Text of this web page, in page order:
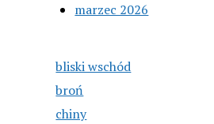
marzec 2026
bliski wschód
broń
chiny